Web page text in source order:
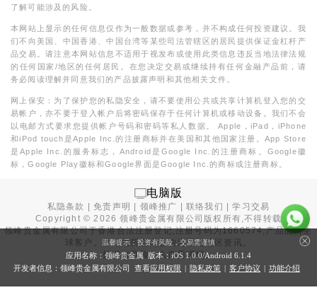
了解可能涉及的风险。
本网站上显示的任何信息仅作为一般数据或参考，并不构成任何投资建议。我
们不向美国、中国香港、中国台湾等某些司法管辖区的居民提供保证金杠杆产
品交易。请注意本网站信息不适用于视发布或使用此类信息违反当地法律法规
的任何国家/地区的任何居民。在您决定交易或继续持有任何金融产品前，请
务必阅读理解并同意我们的产品披露声明和其他相关文件。
网上保安：为了保护您的私隐安全，请不要使用公共或共享计算机登入您的交
易帐户，亦不要于登入帐户后将密码保存于任何计算机或移动设备。我们不会
以电邮方式要求您提供帐户号码和密码等私人数据。 Apple，iPad，iPhone
和iPod touch是Apple Inc.的注册商标并在美国和其他国家注册。App Store
是Apple Inc.的服务标志，Android是Google Inc.的注册商标。Google徽
标，Google Play徽标和Google界面是Google Inc.的商标或注册商标。
电脑版
私隐条款 |免责声明 领峰推广 |联络我们 |学习交易
Copyright ©2026 领峰贵金属有限公司版权所有,不得转载
领峰贵金属有限公司于香港合法注册登记,注册号码为1660574,产品面向全
球客户。本站内所有内容均为香港地区资讯。
投资有风险，入市需谨慎。
温馨提示：投资有风险，交易需谨慎
应用名称：领峰贵金属 版本：iOS 1.0.0/Android 6.1.4
开发者信息：领峰贵金属有限公司 查看应用权限 | 隐私政策 | 客户协议 | 功能介绍